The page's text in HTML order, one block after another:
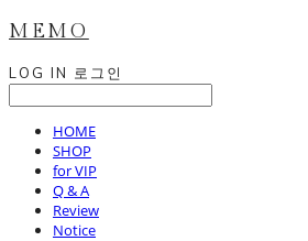
MEMO
LOG IN 로그인
HOME
SHOP
for VIP
Q & A
Review
Notice